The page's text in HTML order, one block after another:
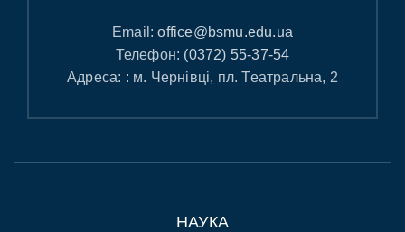
Email:office@bsmu.edu.ua
Телефон: (0372) 55-37-54
Адреса: : м. Чернівці, пл. Театральна, 2
НАУКА